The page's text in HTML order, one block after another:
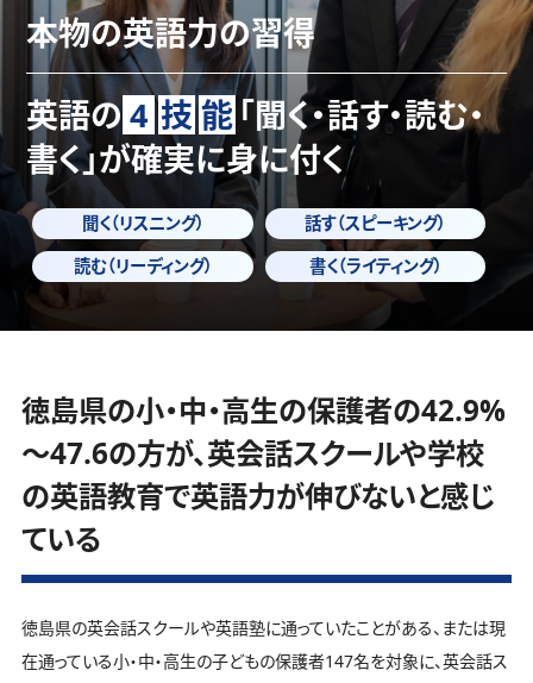
本物の英語力の習得
英語の 4 技能 「聞く・話す・読む・
書く」が確実に身に付く
聞く（リスニング）
話す（スピーキング）
読む（リーディング）
書く（ライティング）
徳島県の小・中・高生の保護者の42.9%
～47.6の方が、英会話スクールや学校
の英語教育で英語力が伸びないと感じ
ている
徳島県の英会話スクールや英語塾に通っていたことがある、または現
在通っている小・中・高生の子どもの保護者147名を対象に、英会話ス